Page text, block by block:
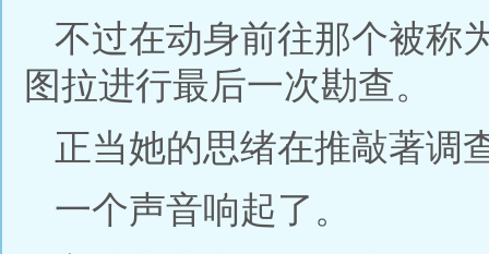
不过在动身前往那个被称
图拉进行最后一次勘查。
正当她的思绪在推敲著调
一个声音响起了。